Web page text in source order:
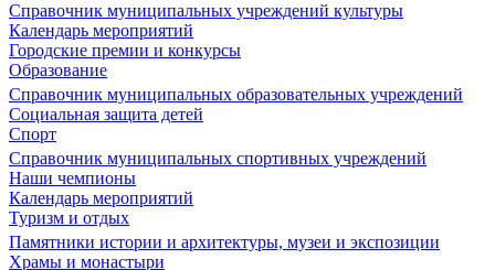
Справочник муниципальных учреждений культуры
Календарь мероприятий
Городские премии и конкурсы
Образование
Справочник муниципальных образовательных учреждений
Социальная защита детей
Спорт
Справочник муниципальных спортивных учреждений
Наши чемпионы
Календарь мероприятий
Туризм и отдых
Памятники истории и архитектуры, музеи и экспозиции
Храмы и монастыри